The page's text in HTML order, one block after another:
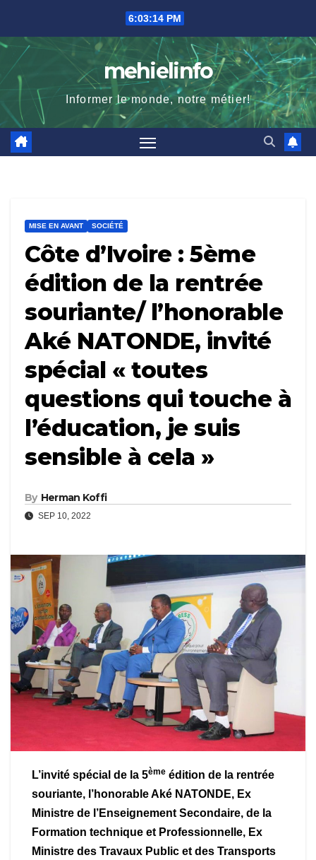
content
6:03:15 PM
mehielinfo
Informer le monde, notre métier!
MISE EN AVANT SOCIÉTÉ
Côte d’Ivoire : 5ème
édition de la rentrée
souriante/ l’honorable
Aké NATONDE, invité
spécial « toutes
questions qui touche à
l’éducation, je suis
sensible à cela »
By Herman Koffi
SEP 10, 2022
L’invité spécial de la 5ème édition de la rentrée
souriante, l’honorable Aké NATONDE, Ex
Ministre de l’Enseignement Secondaire, de la
Formation technique et Professionnelle, Ex
Ministre des Travaux Public et des Transports